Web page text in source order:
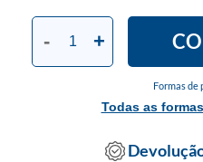
Formas de
Todas as
- +